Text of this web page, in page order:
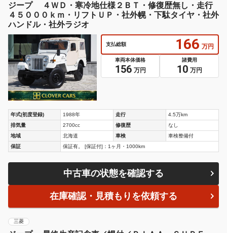
ジープ ４ＷＤ・寒冷地仕様２ＢＴ・修復歴無し・走行
４５０００ｋｍ・リフトＵＰ・社外幌・下駄タイヤ・社外
ハンドル・社外ラジオ
支払総額 166 万円
車両本体価格
156 万円
諸費用
10 万円
年式(初度登録) 1988年 走行
4.5万km
排気量
2700cc 修復歴
なし
地域
北海道 車検
車検整備付
保証
保証有。 [保証付]：1ヶ月・1000km
中古車の状態を確認する
在庫確認・見積もりを依頼する
三菱